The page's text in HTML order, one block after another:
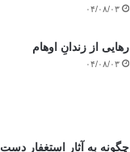
۰۴/۰۸/۰۳
رهایی از زندانِ اوهام
۰۴/۰۸/۰۳
چگونه به آثار استغفار دست